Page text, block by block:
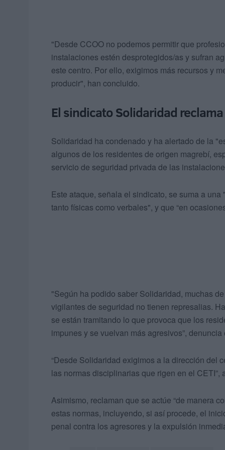
"Desde CCOO no podemos permitir que
instalaciones estén desprotegidos/as y sufran
este centro. Por ello, exigimos más recursos y
producir", han concluido.
El sindicato Solidaridad
Solidaridad ha condenado y ha alertado de la
algunos de los residentes de origen magrebí,
servicio de seguridad privada de las
Este ataque, señala el sindicato, se suma a
tanto físicas como verbales", y que “en
"Según ha podido saber Solidaridad, muchas
vigilantes de seguridad no tienen represalias.
se están tramitando lo que provoca que los
impunes y se vuelvan más agresivos”,
“Desde Solidaridad exigimos a la dirección del
las normas disciplinarias que rigen en el CETI”,
Asimismo, reclaman que se actúe “de manera
estas normas, incluyendo, si así procede, el
penal contra los agresores y la expulsión